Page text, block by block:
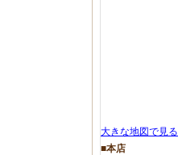
大きな地図で見る
■本店